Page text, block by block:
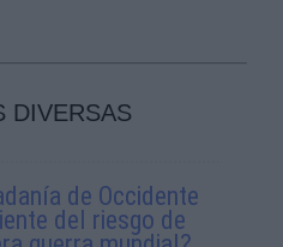
DIVERSAS
de Occidente
del riesgo de